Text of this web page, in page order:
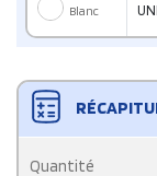
Blanc
Quantité